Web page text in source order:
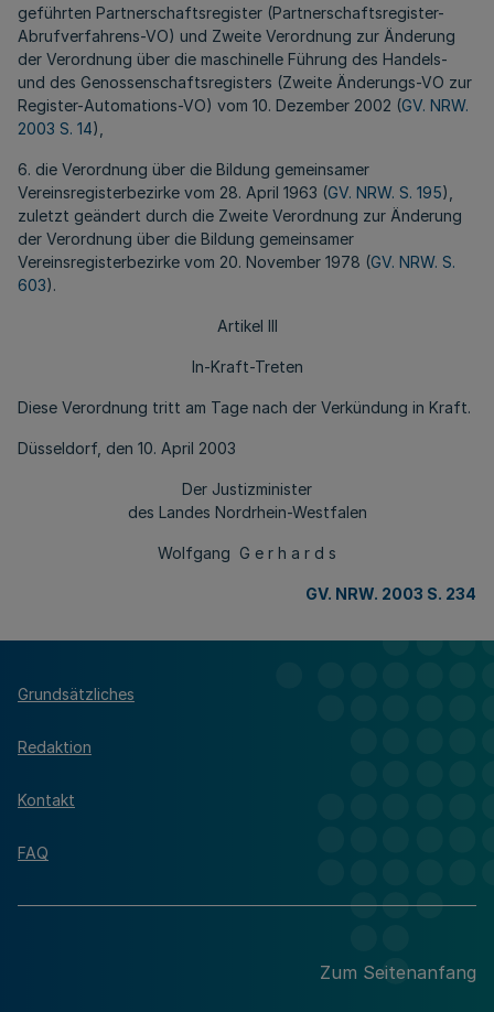
geführten Partnerschaftsregister (Partnerschaftsregister-
Abrufverfahrens-VO) und Zweite Verordnung zur Änderung
der Verordnung über die maschinelle Führung des Handels-
und des Genossenschaftsregisters (Zweite Änderungs-VO zur
Register-Automations-VO) vom 10. Dezember 2002 (GV. NRW.
2003 S. 14),
6. die Verordnung über die Bildung gemeinsamer
Vereinsregisterbezirke vom 28. April 1963 (GV. NRW. S. 195),
zuletzt geändert durch die Zweite Verordnung zur Änderung
der Verordnung über die Bildung gemeinsamer
Vereinsregisterbezirke vom 20. November 1978 (GV. NRW. S.
603).
Artikel III
In-Kraft-Treten
Diese Verordnung tritt am Tage nach der Verkündung in Kraft.
Düsseldorf, den 10. April 2003
Der Justizminister
des Landes Nordrhein-Westfalen
Wolfgang G e r h a r d s
GV. NRW. 2003 S. 234
Grundsätzliches
Redaktion
Kontakt
FAQ
Zum Seitenanfang